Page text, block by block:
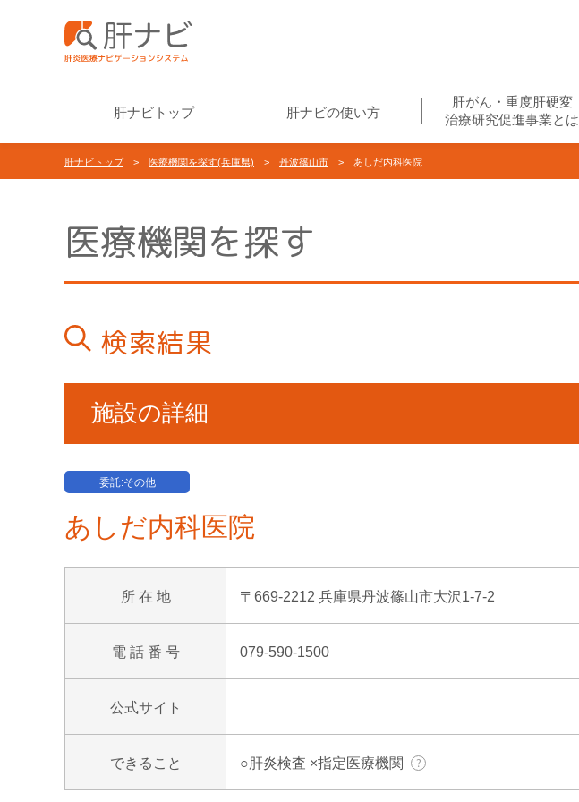
肝ナビトップ 肝ナビの使い方
肝がん・重度肝硬変
治療研究促進事業とは
肝ナビトップ> 医療機関を探す(兵庫県) > 丹波篠山市 > あしだ内科医院
医療機関を探す
検索結果
施設の詳細
委託:その他
あしだ内科医院
所 在 地 〒669-2212 兵庫県丹波篠山市大沢1-7-2
電 話 番 号 079-590-1500
公式サイト
できること ○肝炎検査 ×指定医療機関